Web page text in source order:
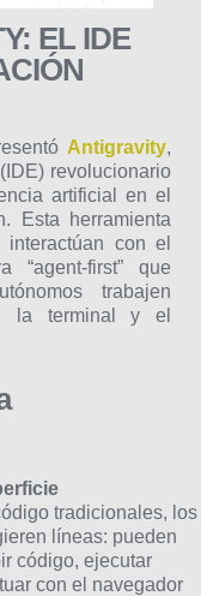
EL IDE
Antigravity,
revolucionario
artificial en el
Esta herramienta
con el
“agent-first” que
trabajen
la terminal y el
tradicionales, los
líneas: pueden
código, ejecutar
con el navegador